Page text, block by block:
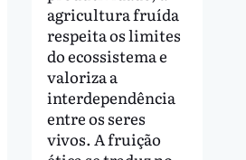
agricultura fruída
respeita os limites
do ecossistema e
valoriza a
interdependência
entre os seres
vivos. A fruição